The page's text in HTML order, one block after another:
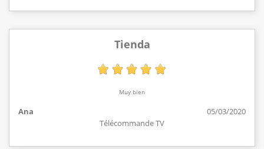
Tienda
Muy bien
Ana
05/03/2020
Télécommande TV